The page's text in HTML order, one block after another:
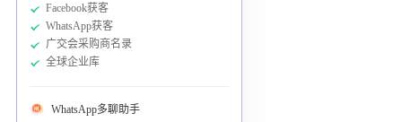
Facebook获客
WhatsApp获客
广交会采购商名录
全球企业库
WhatsApp多聊助手